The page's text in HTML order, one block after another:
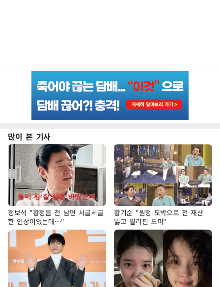
많이 본 기사
정보석 "황정음 전 남편 서글서글
한 인상이었는데…"
황기순 "원정 도박으로 전 재산
잃고 필리핀 도피"